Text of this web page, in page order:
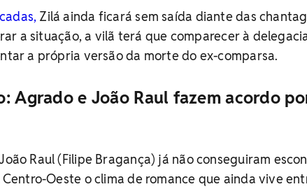
Zilá ainda ficará sem saída diante das
a situação, a vilã terá que comparecer à
a própria versão da morte do ex-comparsa.
Agrado e João Raul fazem acordo
Raul (Filipe Bragança) já não conseguiram
Oeste o clima de romance que ainda vive